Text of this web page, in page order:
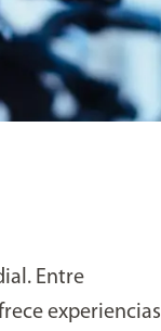
Entre
experiencias